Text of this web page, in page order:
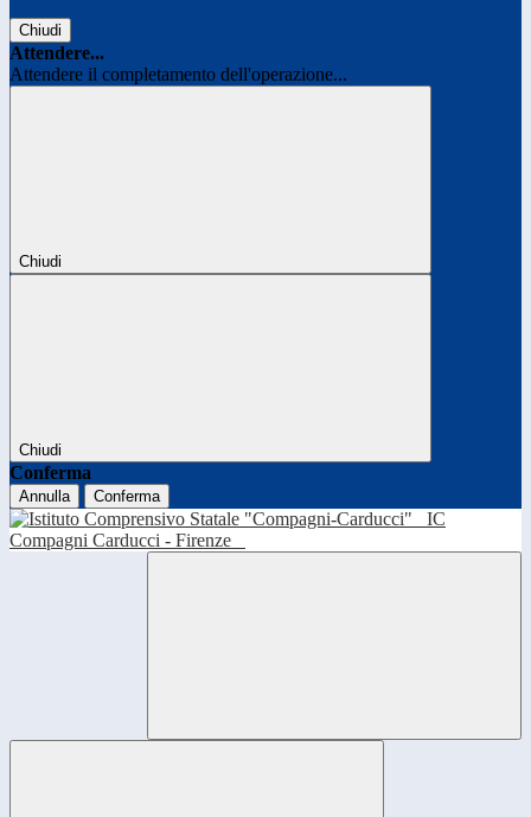
Chiudi
Attendere...
Attendere il completamento dell'operazione...
Chiudi
Chiudi
Conferma
Annulla Conferma
IC
Compagni Carducci - Firenze